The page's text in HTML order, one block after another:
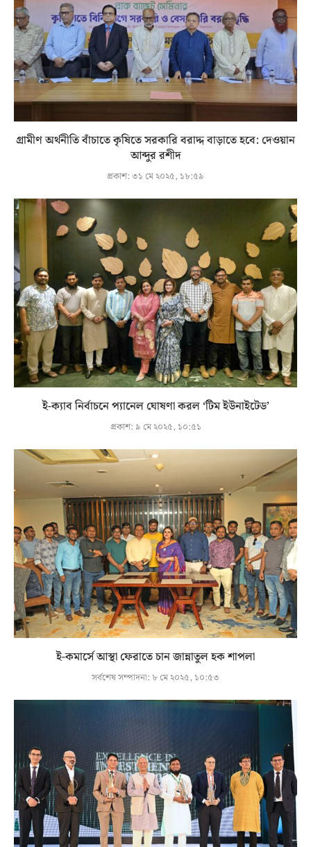
গ্রামীণ অর্থনীতি বাঁচাতে কৃষিতে সরকারি বরাদ্দ বাড়াতে হবে: দেওয়ান
আব্দুর রশীদ
প্রকাশ:৩১ মে ২০২৫, ১৮:৫৯
ই-ক্যাব নির্বাচনে প্যানেল ঘোষণা করল ‘টিম ইউনাইটেড’
প্রকাশ: ৯ মে ২০২৫, ১০:৫১
ই-কমার্সে আস্থা ফেরাতে চান জান্নাতুল হক শাপলা
সর্বশেষ সম্পাদনা: ৮ মে ২০২৫, ১০:৫৩